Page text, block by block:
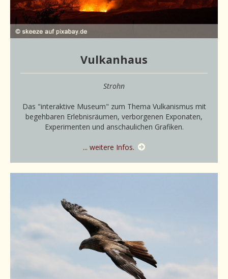
Vulkanhaus
Strohn
Das "interaktive Museum" zum Thema Vulkanismus mit
begehbaren Erlebnisräumen, verborgenen Exponaten,
Experimenten und anschaulichen Grafiken.
... weitere Infos.